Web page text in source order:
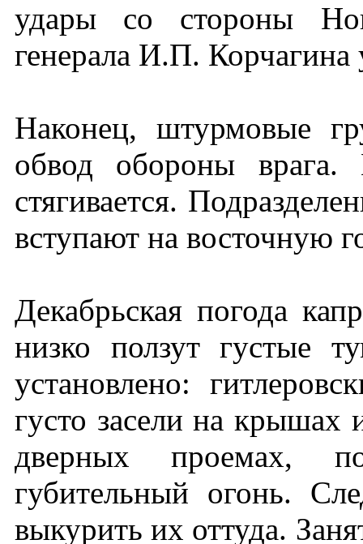
удары со стороны
генерала И.П. Корчагина
Наконец, штурмовые
обвод обороны врага.
стягивается.
вступают на восточную
Декабрьская погода
низко ползут густые
установлено:
густо засели на крышах
дверных проемах,
губительный огонь.
выкурить их оттуда.